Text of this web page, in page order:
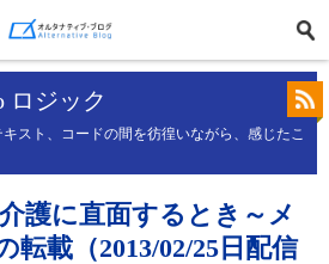
ロジック
スト、コードの間を彷徨いながら、感じたこ
護に直面するとき～メ
転載（2013/02/25日配信